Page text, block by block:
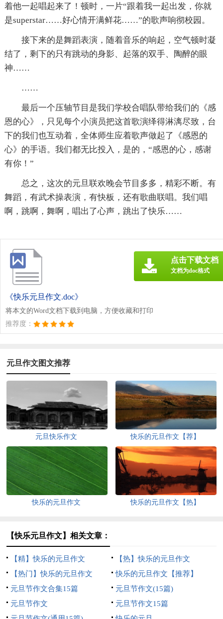
着他一起唱起来了！顿时，一片“跟着我一起出发，你就
是superstar……好心情开满鲜花……”的歌声响彻校园。
接下来的是舞蹈表演，随着音乐的响起，空气顿时凝
结了，剩下的只有跳动的身影、起落的双手、陶醉的眼
神……
……
最后一个压轴节目是我们学校合唱队带给我们的《感
恩的心》，只见每个小演员把这首歌演绎得淋漓尽致，台
下的我们也互动着，全体师生应着歌声做起了《感恩的
心》的手语。我们都无比投入，是的，“感恩的心，感谢
有你！”
总之，这次的元旦联欢晚会节目多多，精彩不断。有
舞蹈，有武术操表演，有快板，还有歌曲联唱。我们唱
啊，跳啊，舞啊，唱出了心声，跳出了快乐……
《快乐元旦作文.doc》
将本文的Word文档下载到电脑，方便收藏和打印
推荐度：
点击下载文档
文档为doc格式
元旦作文图文推荐
元旦快乐作文 快乐的元旦作文【荐】
快乐的元旦作文 快乐的元旦作文【热】
【快乐元旦作文】相关文章：
【精】快乐的元旦作文
【热】快乐的元旦作文
【热门】快乐的元旦作文
快乐的元旦作文【推荐】
元旦节作文合集15篇
元旦节作文(15篇)
元旦节作文
元旦节作文15篇